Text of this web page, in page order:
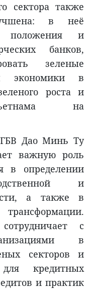
сектора также
в неё
положения и
банков,
зеленые
экономики в
роста и
на
ГБВ Дао Минь Ту
важную роль
в определении
и
а также в
трансформации.
с
в
секторов и
для кредитных
и практик